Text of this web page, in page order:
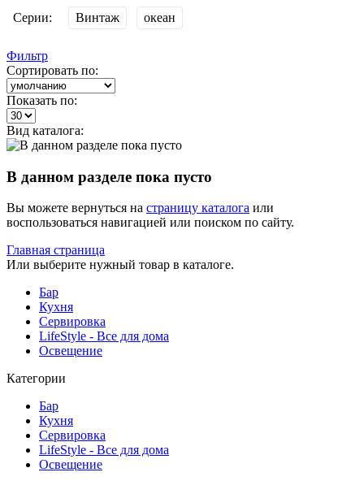
Серии: Винтаж океан
Фильтр
Сортировать по:
Показать по:
Вид каталога:
В данном разделе пока пусто
Вы можете вернуться на страницу каталога или
воспользоваться навигацией или поиском по сайту.
Главная страница
Или выберите нужный товар в каталоге.
Бар
Кухня
Сервировка
LifeStyle - Все для дома
Освещение
Категории
Бар
Кухня
Сервировка
LifeStyle - Все для дома
Освещение